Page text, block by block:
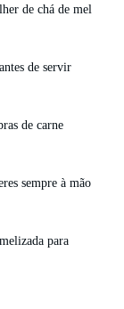
de chá de mel
de servir
de carne
sempre à mão
para